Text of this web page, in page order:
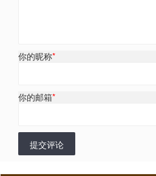
你的昵称*
你的邮箱*
提交评论